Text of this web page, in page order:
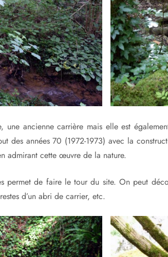
ancienne carrière mais elle est
des années 70 (1972-1973) avec la
admirant cette œuvre de la nature.
permet de faire le tour du site. On peut
d’un abri de carrier, etc.